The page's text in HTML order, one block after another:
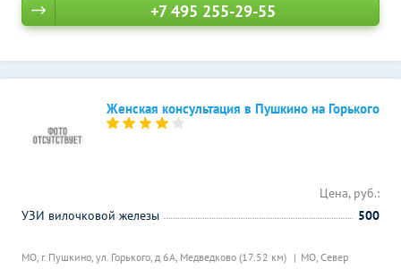
+7 495 255-29-55
Женская консультация в Пушкино на Горького
МО, г. Пушкино, ул. Горького, д 6А, Медведково (17.52 км) МО, Север
Цена, руб.:
УЗИ вилочковой железы
500